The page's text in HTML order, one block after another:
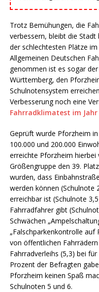
Trotz Bemühungen, die
verbessern, bleibt die
der schlechtesten Plätze
Allgemeinen Deutschen
genommen ist es sogar
Württemberg, den
Schulnotensystem
Verbesserung noch eine
Fahrradklimatest im Jahr
Geprüft wurde Pforzheim
100.000 und 200.000
erreichte Pforzheim hierbei
Größengruppe den 39.
wurden, dass
werden können (Schulnote
erreichbar ist (Schulnote
Fahrradfahrer gibt
Schwächen
„Falschparkenkontrolle auf
von öffentlichen
Fahrradverleihs (5,3) bei
Prozent der Befragten
Pforzheim keinen Spaß
Schulnoten 5 und 6.